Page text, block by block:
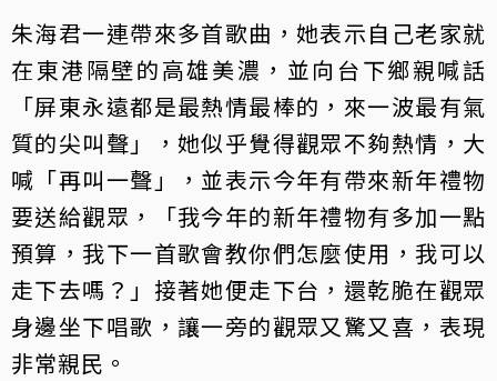
朱海君一連帶來多首歌曲，她表示自己老家就
在東港隔壁的高雄美濃，並向台下鄉親喊話
「屏東永遠都是最熱情最棒的，來一波最有氣
質的尖叫聲」，她似乎覺得觀眾不夠熱情，大
喊「再叫一聲」，並表示今年有帶來新年禮物
要送給觀眾，「我今年的新年禮物有多加一點
預算，我下一首歌會教你們怎麼使用，我可以
走下去嗎？」接著她便走下台，還乾脆在觀眾
身邊坐下唱歌，讓一旁的觀眾又驚又喜，表現
非常親民。